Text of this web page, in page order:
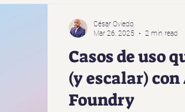
Casos de uso
(y escalar)
Foundry
César Oviedo
Mar 26, 2025
2 min read